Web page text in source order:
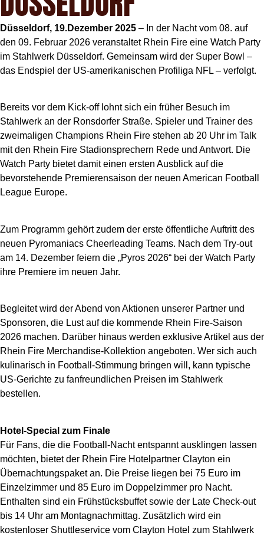
Düsseldorf, 19.Dezember 2025 – In der Nacht vom 08. auf
den 09. Februar 2026 veranstaltet Rhein Fire eine Watch Party
im Stahlwerk Düsseldorf. Gemeinsam wird der Super Bowl –
das Endspiel der US-amerikanischen Profiliga NFL – verfolgt.
Bereits vor dem Kick-off lohnt sich ein früher Besuch im
Stahlwerk an der Ronsdorfer Straße. Spieler und Trainer des
zweimaligen Champions Rhein Fire stehen ab 20 Uhr im Talk
mit den Rhein Fire Stadionsprechern Rede und Antwort. Die
Watch Party bietet damit einen ersten Ausblick auf die
bevorstehende Premierensaison der neuen American Football
League Europe.
Zum Programm gehört zudem der erste öffentliche Auftritt des
neuen Pyromaniacs Cheerleading Teams. Nach dem Try-out
am 14. Dezember feiern die „Pyros 2026“ bei der Watch Party
ihre Premiere im neuen Jahr.
Begleitet wird der Abend von Aktionen unserer Partner und
Sponsoren, die Lust auf die kommende Rhein Fire-Saison
2026 machen. Darüber hinaus werden exklusive Artikel aus der
Rhein Fire Merchandise-Kollektion angeboten. Wer sich auch
kulinarisch in Football-Stimmung bringen will, kann typische
US-Gerichte zu fanfreundlichen Preisen im Stahlwerk
bestellen.
Hotel-Special zum Finale
Für Fans, die die Football-Nacht entspannt ausklingen lassen
möchten, bietet der Rhein Fire Hotelpartner Clayton ein
Übernachtungspaket an. Die Preise liegen bei 75 Euro im
Einzelzimmer und 85 Euro im Doppelzimmer pro Nacht.
Enthalten sind ein Frühstücksbuffet sowie der Late Check-out
bis 14 Uhr am Montagnachmittag. Zusätzlich wird ein
kostenloser Shuttleservice vom Clayton Hotel zum Stahlwerk